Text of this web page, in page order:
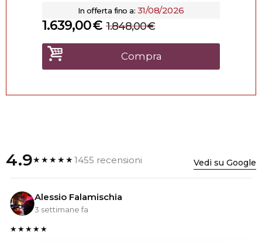
In offerta fino a: 31/08/2026
€
1.639,00 €
1.848,00
Compra
4.9★★★★★1455 recensioni Vedi su Google
Alessio Falamischia
3 settimane fa
★★★★★